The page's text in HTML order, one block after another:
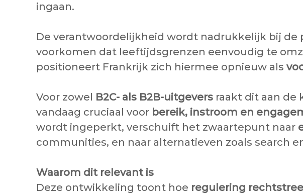
ingaan.
De verantwoordelijkheid wordt nadrukkelijk bij
voorkomen dat leeftijdsgrenzen eenvoudig te
positioneert Frankrijk zich hiermee opnieuw als
Voor zowel B2C- als B2B-uitgevers raakt dit aan de
vandaag cruciaal voor bereik, instroom en
wordt ingeperkt, verschuift het zwaartepunt naar
communities, en naar alternatieven zoals search
Waarom dit relevant is
Deze ontwikkeling toont hoe regulering